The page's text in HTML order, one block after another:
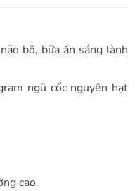
bộ, bữa ăn sáng lành
ngũ cốc nguyên hạt
cao.